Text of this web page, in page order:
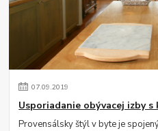
07.09.2019
Usporiadanie obývacej izby
Provensálsky štýl v byte je